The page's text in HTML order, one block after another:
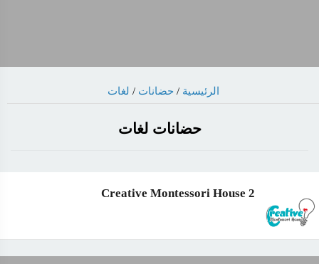
الرئيسية / حضانات / لغات
حضانات لغات
2 Creative Montessori House